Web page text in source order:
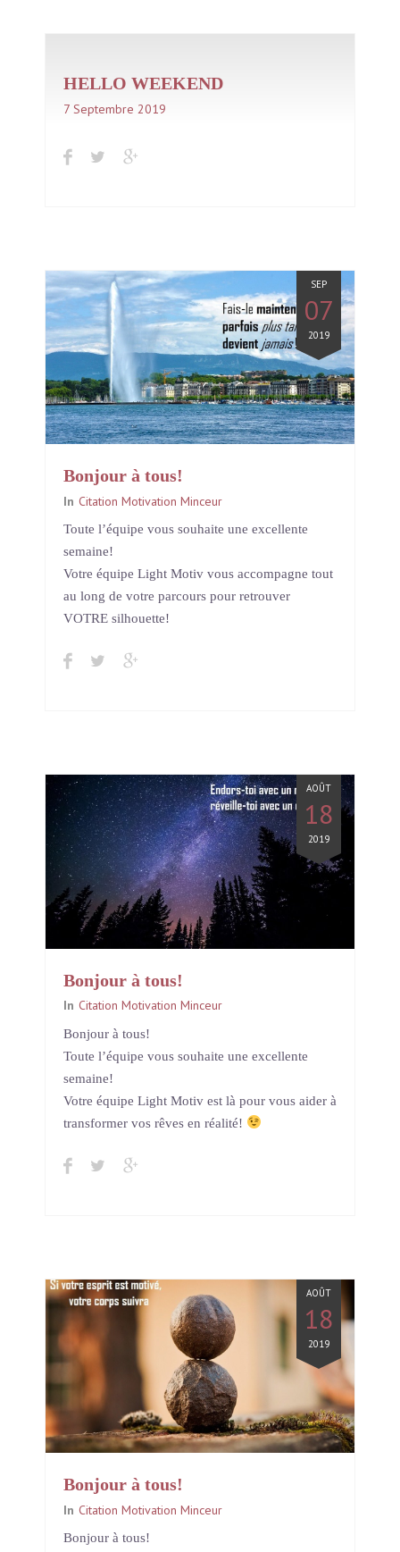
HELLO WEEKEND
7 Septembre 2019
SEP
07
2019
Bonjour à tous!
In Citation Motivation Minceur
Toute l’équipe vous souhaite une excellente
semaine!
Votre équipe Light Motiv vous accompagne tout
au long de votre parcours pour retrouver
VOTRE silhouette!
AOÛT
18
2019
Bonjour à tous!
In Citation Motivation Minceur
Bonjour à tous!
Toute l’équipe vous souhaite une excellente
semaine!
Votre équipe Light Motiv est là pour vous aider à
transformer vos rêves en réalité!
AOÛT
18
2019
Bonjour à tous!
In Citation Motivation Minceur
Bonjour à tous!